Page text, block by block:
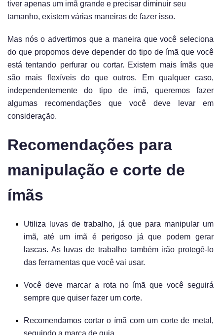
tiver apenas um imã grande e precisar diminuir seu
tamanho, existem várias maneiras de fazer isso.
Mas nós o advertimos que a maneira que você seleciona
do que propomos deve depender do tipo de ímã que você
está tentando perfurar ou cortar. Existem mais ímãs que
são mais flexíveis do que outros. Em qualquer caso,
independentemente do tipo de ímã, queremos fazer
algumas recomendações que você deve levar em
consideração.
Recomendações para
manipulação e corte de
ímãs
Utiliza luvas de trabalho, já que para manipular um
imã, até um imã é perigoso já que podem gerar
lascas. As luvas de trabalho também irão protegê-lo
das ferramentas que você vai usar.
Você deve marcar a rota no ímã que você seguirá
sempre que quiser fazer um corte.
Recomendamos cortar o ímã com um corte de metal,
seguindo a marca de guia.